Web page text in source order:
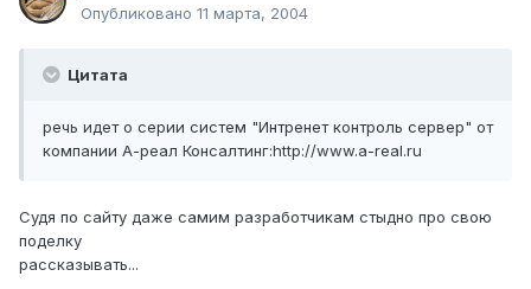
Опубликовано 11 марта, 2004
Цитата
речь идет о серии систем "Интренет контроль сервер" от
компании А-реал Консалтинг:http://www.a-real.ru
Судя по сайту даже самим разработчикам стыдно про свою
поделку
рассказывать...